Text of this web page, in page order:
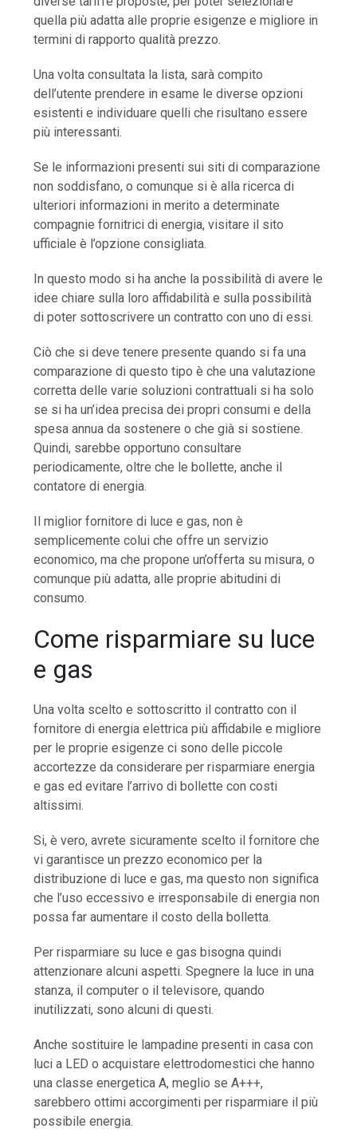
quella più adatta alle proprie esigenze e migliore in
termini di rapporto qualità prezzo.
Una volta consultata la lista, sarà compito
dell’utente prendere in esame le diverse opzioni
esistenti e individuare quelli che risultano essere
più interessanti.
Se le informazioni presenti sui siti di comparazione
non soddisfano, o comunque si è alla ricerca di
ulteriori informazioni in merito a determinate
compagnie fornitrici di energia, visitare il sito
ufficiale è l’opzione consigliata.
In questo modo si ha anche la possibilità di avere le
idee chiare sulla loro affidabilità e sulla possibilità
di poter sottoscrivere un contratto con uno di essi.
Ciò che si deve tenere presente quando si fa una
comparazione di questo tipo è che una valutazione
corretta delle varie soluzioni contrattuali si ha solo
se si ha un’idea precisa dei propri consumi e della
spesa annua da sostenere o che già si sostiene.
Quindi, sarebbe opportuno consultare
periodicamente, oltre che le bollette, anche il
contatore di energia.
Il miglior fornitore di luce e gas, non è
semplicemente colui che offre un servizio
economico, ma che propone un’offerta su misura, o
comunque più adatta, alle proprie abitudini di
consumo.
Come risparmiare su luce
e gas
Una volta scelto e sottoscritto il contratto con il
fornitore di energia elettrica più affidabile e migliore
per le proprie esigenze ci sono delle piccole
accortezze da considerare per risparmiare energia
e gas ed evitare l’arrivo di bollette con costi
altissimi.
Si, è vero, avrete sicuramente scelto il fornitore che
vi garantisce un prezzo economico per la
distribuzione di luce e gas, ma questo non significa
che l’uso eccessivo e irresponsabile di energia non
possa far aumentare il costo della bolletta.
Per risparmiare su luce e gas bisogna quindi
attenzionare alcuni aspetti. Spegnere la luce in una
stanza, il computer o il televisore, quando
inutilizzati, sono alcuni di questi.
Anche sostituire le lampadine presenti in casa con
luci a LED o acquistare elettrodomestici che hanno
una classe energetica A, meglio se A+++,
sarebbero ottimi accorgimenti per risparmiare il più
possibile energia.